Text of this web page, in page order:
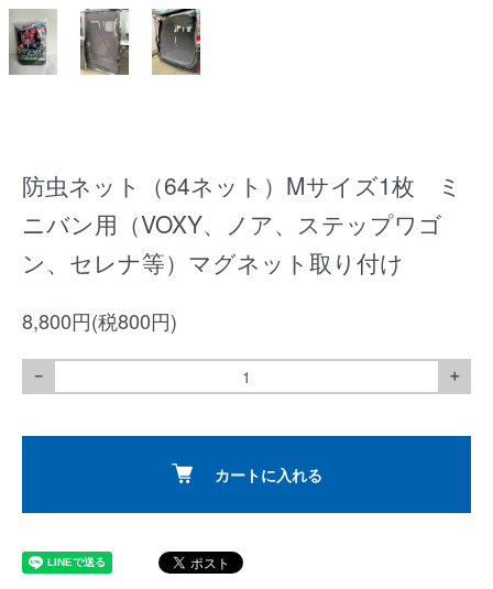
防虫ネット（64ネット）Mサイズ1枚 ミ
ニバン用（VOXY、ノア、ステップワゴ
ン、セレナ等）マグネット取り付け
8,800円(税800円)
－ ＋
カートに入れる